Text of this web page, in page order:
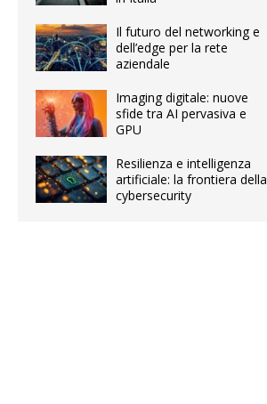
Il futuro del networking e
dell’edge per la rete
aziendale
Imaging digitale: nuove
sfide tra AI pervasiva e
GPU
Resilienza e intelligenza
artificiale: la frontiera della
cybersecurity